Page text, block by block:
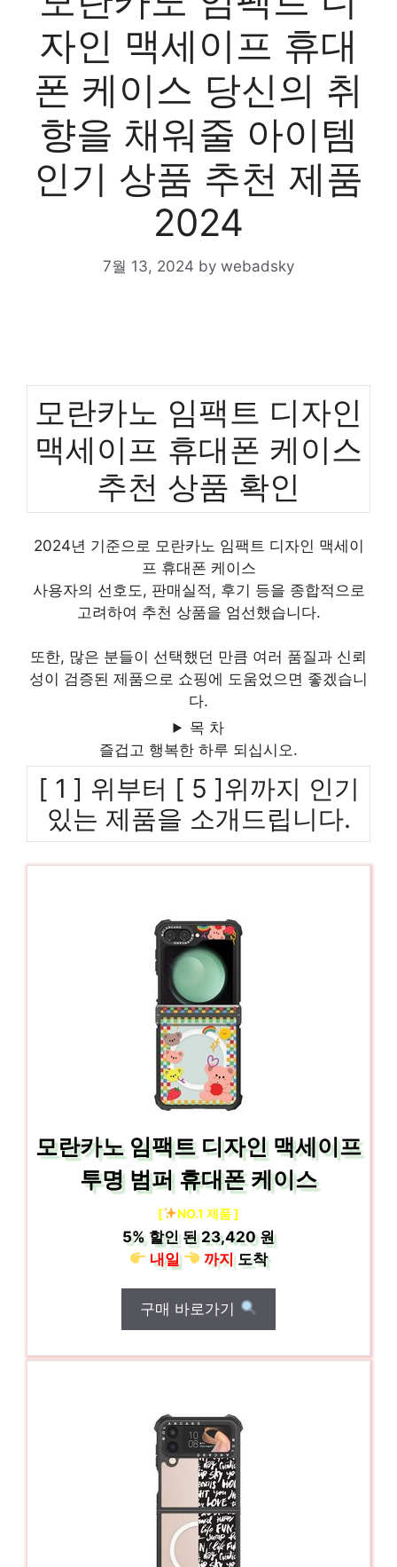
자인 맥세이프 휴대
폰 케이스 당신의 취
향을 채워줄 아이템
인기 상품 추천 제품
2024
7월 13, 2024 by webadsky
모란카노 임팩트 디자인
맥세이프 휴대폰 케이스
추천 상품 확인
2024년 기준으로 모란카노 임팩트 디자인 맥세이
프 휴대폰 케이스
사용자의 선호도, 판매실적, 후기 등을 종합적으로
고려하여 추천 상품을 엄선했습니다.
또한, 많은 분들이 선택했던 만큼 여러 품질과 신뢰
성이 검증된 제품으로 쇼핑에 도움었으면 좋겠습니
다.
목 차
즐겁고 행복한 하루 되십시오.
[ 1 ] 위부터 [ 5 ]위까지 인기
있는 제품을 소개드립니다.
모란카노 임팩트 디자인 맥세이프
투명 범퍼 휴대폰 케이스
[ NO.1 제품 ]
5% 할인 된23,420 원
내일
까지도착
구매 바로가기